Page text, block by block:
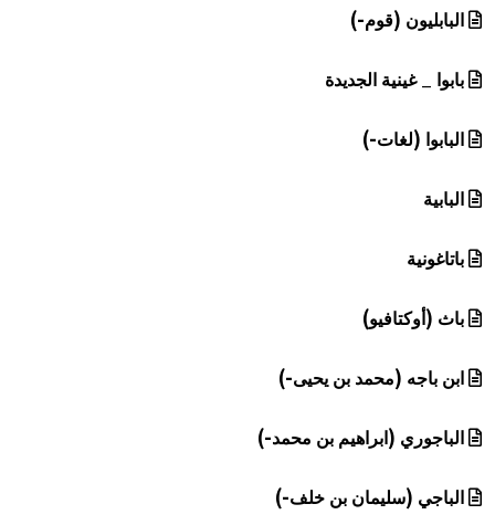
البابليون (قوم-)
بابوا _ غينية الجديدة
البابوا (لغات-)
البابية
باتاغونية
باث (أوكتافيو)
ابن باجه (محمد بن يحيى-)
الباجوري (ابراهيم بن محمد-)
الباجي (سليمان بن خلف-)